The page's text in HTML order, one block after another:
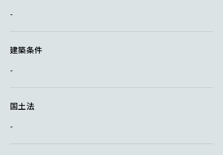
-
建築条件
-
国土法
-